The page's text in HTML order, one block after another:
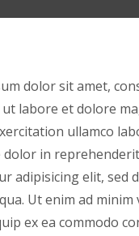
dolor sit amet,
labore et dolore
ullamco
in
adipisicing elit, sed
Ut enim ad
ex ea commodo